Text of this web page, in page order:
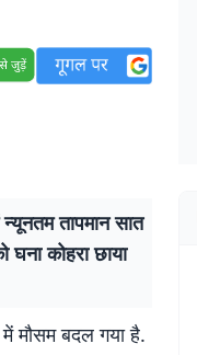
तापमान सात
कोहरा छाया
मौसम बदल गया है.